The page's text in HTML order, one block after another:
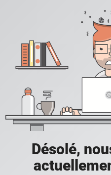
Désolé,